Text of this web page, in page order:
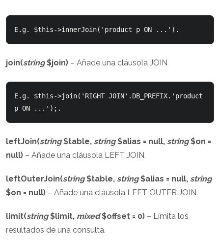
E.g. $this->innerJoin('product p ON ...').
join(string$join) – Añade una cláusola JOIN
E.g. $this->join('RIGHT JOIN'.DB_PREFIX.'product
p ON ...');.
leftJoin(string$table, string$alias = null, string$on =
null) – Añade una cláusola LEFT JOIN.
leftOuterJoin(string$table, string$alias = null, string
$on = null) – Añade una cláusola LEFT OUTER JOIN.
limit(string$limit, mixed$offset = 0) – Límita los
resultados de una consulta.